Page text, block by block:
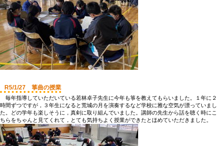
R5/1/27 箏曲の授業
毎年指導していただいている若林卓子先生に今年も箏を教えてもらいました。１年に２
時間ずつですが，３年生になると荒城の月を演奏するなど学校に雅な空気が漂っていまし
た。どの学年も楽しそうに，真剣に取り組んでいました。講師の先生から話を聴く時にこ
ちらをちゃんと見てくれて，とても気持ちよく授業ができたとほめていただきました。